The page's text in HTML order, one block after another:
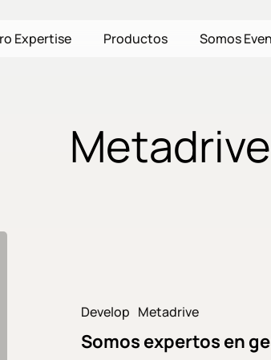
Expertise Productos Somos
Metadrive
documentalDevelop Metadrive
Somos expertos en